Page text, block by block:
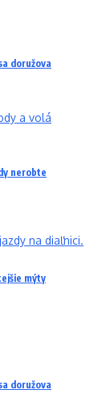
doružova
nerobte
mýty
doružova